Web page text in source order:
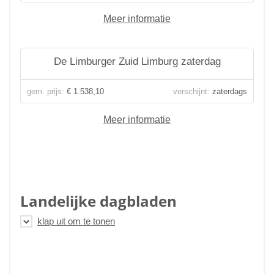
Meer informatie
De Limburger Zuid Limburg zaterdag
gem. prijs: € 1.538,10 verschijnt: zaterdags
Meer informatie
Landelijke dagbladen